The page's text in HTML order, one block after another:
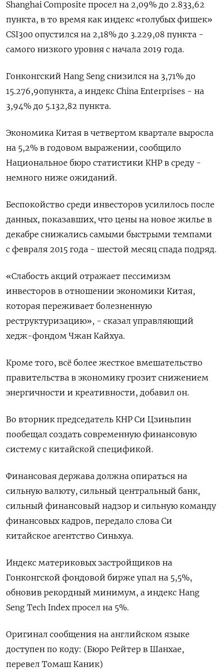
Shanghai Composite просел на 2,09% до 2.833,62
пункта, в то время как индекс «голубых фишек»
CSI300 опустился на 2,18% до 3.229,08 пункта -
самого низкого уровня с начала 2019 года.
Гонконгский Hang Seng снизился на 3,71% до
15.276,90​ пункта, а индекс China Enterprises - на
3,94% до 5.132,82 пункта.
Экономика Китая в четвертом квартале выросла
на 5,2% в годовом выражении, сообщило
Национальное бюро статистики КНР в среду -
немного ниже ожиданий.
Беспокойство среди инвесторов усилилось после
данных, показавших, что цены на новое жилье в
декабре снижались самыми быстрыми темпами
с февраля 2015 года - шестой месяц спада подряд.
«Слабость акций отражает пессимизм
инвесторов в отношении экономики Китая,
которая переживает болезненную
реструктуризацию», - сказал управляющий
хедж-фондом Чжан Кайхуа.
Кроме того, всё более жесткое вмешательство
правительства в экономику грозит снижением
энергичности и креативности, добавил он.
Во вторник председатель КНР Си Цзиньпин
пообещал создать современную финансовую
систему с китайской спецификой.
Финансовая держава должна опираться на
сильную валюту, сильный центральный банк,
сильный финансовый надзор и сильную команду
финансовых кадров, передало слова Си
китайское агентство Синьхуа.
Индекс материковых застройщиков на
Гонконгской фондовой бирже упал на 5,5%,
обновив рекордный минимум, а индекс Hang
Seng Tech Index просел на 5%.
Оригинал сообщения на английском языке
доступен по коду: (Бюро Рейтер в Шанхае,
перевел Томаш Каник)